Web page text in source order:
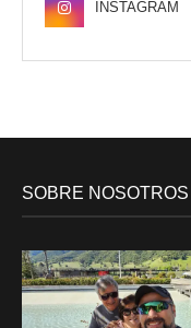
INSTAGRAM
SOBRE NOSOTROS